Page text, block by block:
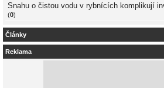
Snahu o čistou vodu v rybnících komplikují
(0)
Články
Reklama